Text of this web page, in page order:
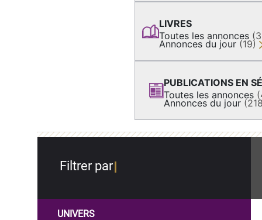
LIVRES
Toutes les annonces
Annonces du jour (19)
PUBLICATIONS EN
Toutes les annonces
Annonces du jour
Filtrer par
UNIVERS